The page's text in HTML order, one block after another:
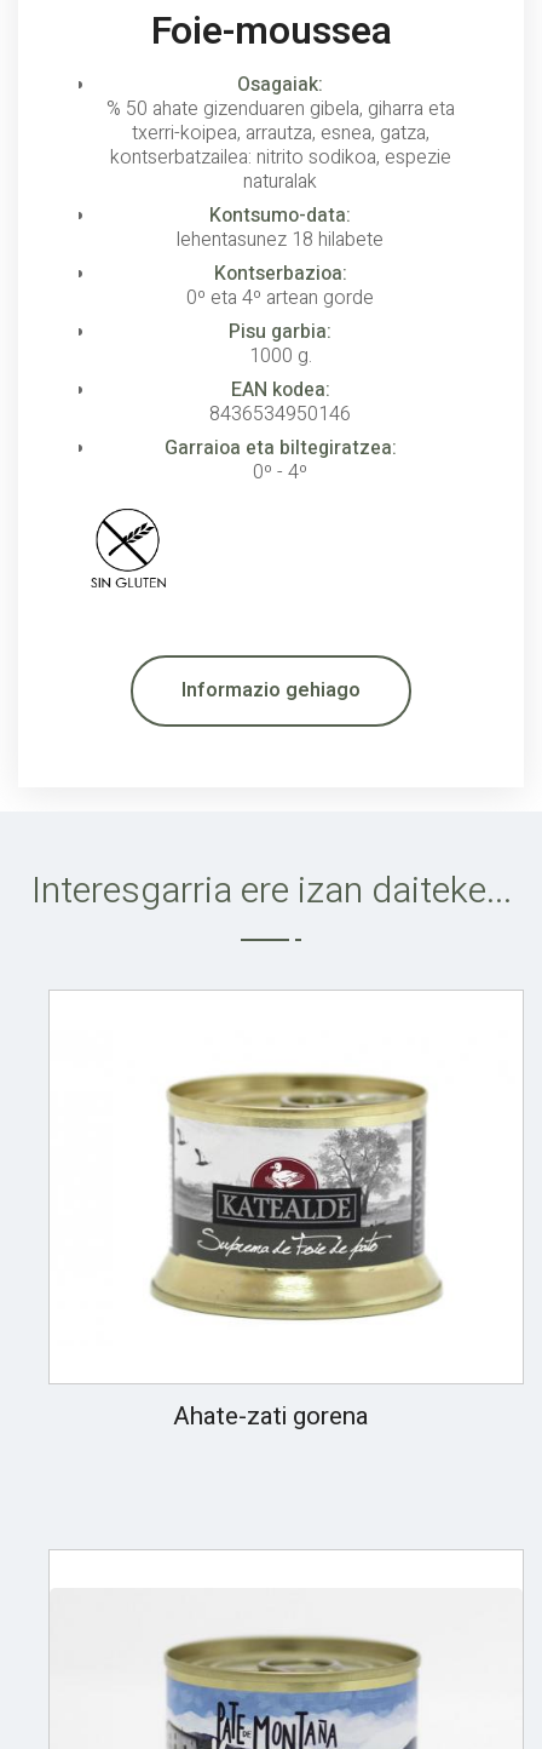
Foie-moussea
Osagaiak:
% 50 ahate gizenduaren gibela, giharra eta
txerri-koipea, arrautza, esnea, gatza,
kontserbatzailea: nitrito sodikoa, espezie
naturalak
Kontsumo-data:
lehentasunez 18 hilabete
Kontserbazioa:
0º eta 4º artean gorde
Pisu garbia:
1000 g.
EAN kodea:
8436534950146
Garraioa eta biltegiratzea:
0º - 4º
Informazio gehiago
Interesgarria ere izan daiteke...
Ahate-zati gorena